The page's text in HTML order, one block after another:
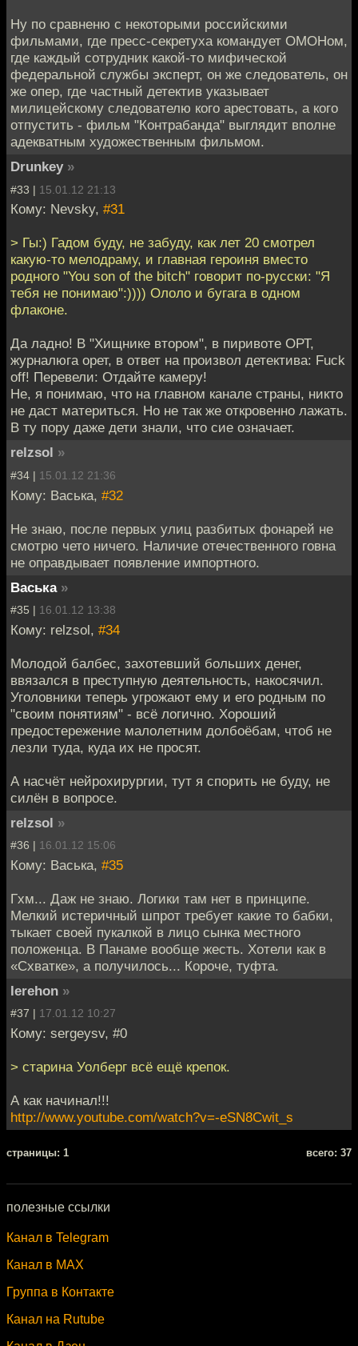
Ну по сравненю с некоторыми российскими
фильмами, где пресс-секретуха командует ОМОНом,
где каждый сотрудник какой-то мифической
федеральной службы эксперт, он же следователь, он
же опер, где частный детектив указывает
милицейскому следователю кого арестовать, а кого
отпустить - фильм "Контрабанда" выглядит вполне
адекватным художественным фильмом.
Drunkey »
#33 | 15.01.12 21:13
Кому: Nevsky, #31
> Гы:) Гадом буду, не забуду, как лет 20 смотрел
какую-то мелодраму, и главная героиня вместо
родного "You son of the bitch" говорит по-русски: "Я
тебя не понимаю":)))) Ололо и бугага в одном
флаконе.
Да ладно! В "Хищнике втором", в пиривоте ОРТ,
журналюга орет, в ответ на произвол детектива: Fuck
off! Перевели: Отдайте камеру!
Не, я понимаю, что на главном канале страны, никто
не даст материться. Но не так же откровенно лажать.
В ту пору даже дети знали, что сие означает.
relzsol »
#34 | 15.01.12 21:36
Кому: Васька, #32
Не знаю, после первых улиц разбитых фонарей не
смотрю чето ничего. Наличие отечественного говна
не оправдывает появление импортного.
Васька »
#35 | 16.01.12 13:38
Кому: relzsol, #34
Молодой балбес, захотевший больших денег,
ввязался в преступную деятельность, накосячил.
Уголовники теперь угрожают ему и его родным по
"своим понятиям" - всё логично. Хороший
предостережение малолетним долбоёбам, чтоб не
лезли туда, куда их не просят.
А насчёт нейрохирургии, тут я спорить не буду, не
силён в вопросе.
relzsol »
#36 | 16.01.12 15:06
Кому: Васька, #35
Гхм... Даж не знаю. Логики там нет в принципе.
Мелкий истеричный шпрот требует какие то бабки,
тыкает своей пукалкой в лицо сынка местного
положенца. В Панаме вообще жесть. Хотели как в
«Схватке», а получилось... Короче, туфта.
Ierehon »
#37 | 17.01.12 10:27
Кому: sergeysv, #0
> старина Уолберг всё ещё крепок.
А как начинал!!!
http://www.youtube.com/watch?v=-eSN8Cwit_s
cтраницы: 1 всего: 37
полезные ссылки
Канал в Telegram
Канал в MAX
Группа в Контакте
Канал на Rutube